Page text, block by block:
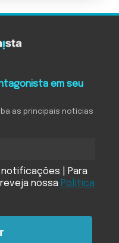
em seu
as principais notícias
| Para
nossa Política